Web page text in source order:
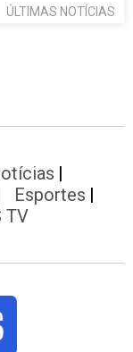
ÚLTIMAS NOTÍCIAS
Esportes
TV